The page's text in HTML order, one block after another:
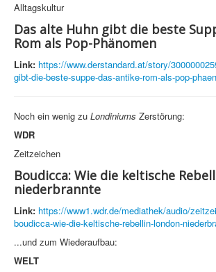
Alltagskultur
Das alte Huhn gibt die beste
Rom als Pop-Phänomen
Link: https://www.derstandard.at/story/
gibt-die-beste-suppe-das-antike-rom-als-pop-
Noch ein wenig zu Londiniums Zerstörung:
WDR
Zeitzeichen
Boudicca: Wie die keltische
niederbrannte
Link: https://www1.wdr.de/mediathek/audio/
boudicca-wie-die-keltische-rebellin-london-
...und zum Wiederaufbau:
WELT